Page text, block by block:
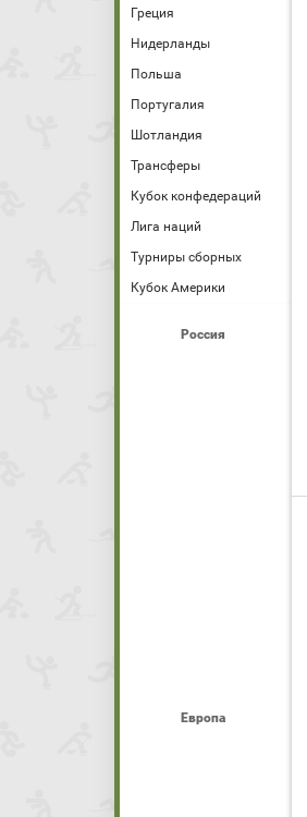
Греция
Нидерланды
Польша
Португалия
Шотландия
Трансферы
Кубок конфедераций
Лига наций
Турниры сборных
Кубок Америки
Россия
Европа